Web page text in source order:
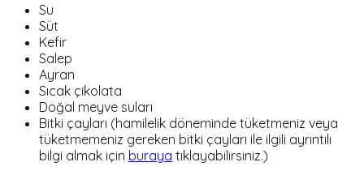
Su
Süt
Kefir
Salep
Ayran
Sıcak çikolata
Doğal meyve suları
Bitki çayları (hamilelik döneminde tüketmeniz veya
tüketmemeniz gereken bitki çayları ile ilgili ayrıntılı
bilgi almak için buraya tıklayabilirsiniz.)